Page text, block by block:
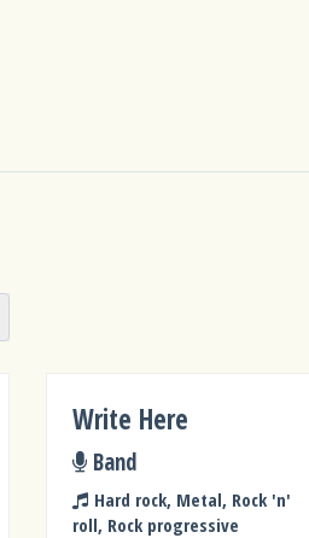
Write Here
Band
Hard rock, Metal, Rock 'n'
roll, Rock progressive